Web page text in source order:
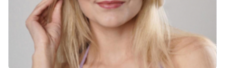
Камни для печей
Аксессуары
Комплектующие